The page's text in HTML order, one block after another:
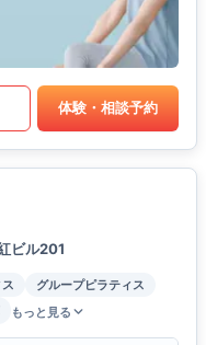
体験・相談予約
ビル201
グループピラティス
もっと見る